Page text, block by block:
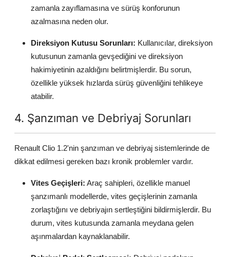
zamanla zayıflamasına ve sürüş konforunun
azalmasına neden olur.
Direksiyon Kutusu Sorunları: Kullanıcılar, direksiyon
kutusunun zamanla gevşediğini ve direksiyon
hakimiyetinin azaldığını belirtmişlerdir. Bu sorun,
özellikle yüksek hızlarda sürüş güvenliğini tehlikeye
atabilir.
4. Şanzıman ve Debriyaj Sorunları
Renault Clio 1.2'nin şanzıman ve debriyaj sistemlerinde de
dikkat edilmesi gereken bazı kronik problemler vardır.
Vites Geçişleri: Araç sahipleri, özellikle manuel
şanzımanlı modellerde, vites geçişlerinin zamanla
zorlaştığını ve debriyajın sertleştiğini bildirmişlerdir. Bu
durum, vites kutusunda zamanla meydana gelen
aşınmalardan kaynaklanabilir.